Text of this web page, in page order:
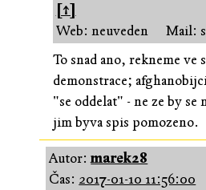
[↑]
Web: neuveden
Mail:
To snad ano, rekneme ve
demonstrace;
"se oddelat" - ne ze by
jim byva spis pomozeno.
Autor:marek28
Čas: 2017-01-10 11:56:00